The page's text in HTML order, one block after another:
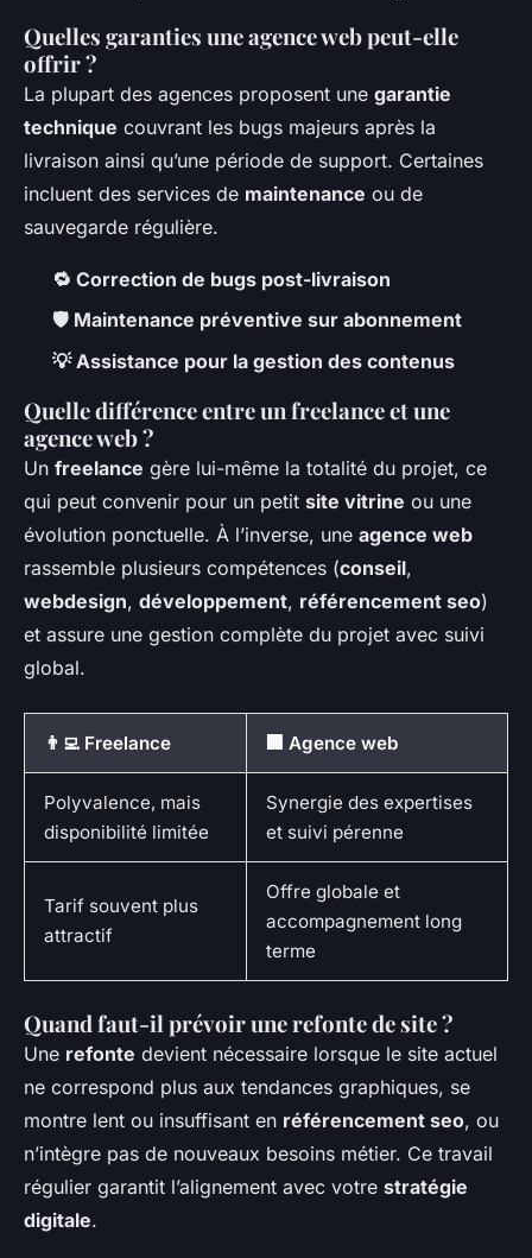
Quelles garanties une agence web peut-elle
offrir ?
La plupart des agences proposent une garantie
technique couvrant les bugs majeurs après la
livraison ainsi qu’une période de support. Certaines
incluent des services de maintenance ou de
sauvegarde régulière.
🔁 Correction de bugs post-livraison
🛡️ Maintenance préventive sur abonnement
💡 Assistance pour la gestion des contenus
Quelle différence entre un freelance et une
agence web ?
Un freelance gère lui-même la totalité du projet, ce
qui peut convenir pour un petit site vitrine ou une
évolution ponctuelle. À l’inverse, une agence web
rassemble plusieurs compétences (conseil,
webdesign, développement, référencement seo)
et assure une gestion complète du projet avec suivi
global.
👨‍💻 Freelance 🏢 Agence web
Polyvalence, mais
disponibilité limitée
Synergie des expertises
et suivi pérenne
Tarif souvent plus
attractif
Offre globale et
accompagnement long
terme
Quand faut-il prévoir une refonte de site ?
Une refonte devient nécessaire lorsque le site actuel
ne correspond plus aux tendances graphiques, se
montre lent ou insuffisant en référencement seo, ou
n’intègre pas de nouveaux besoins métier. Ce travail
régulier garantit l’alignement avec votre stratégie
digitale.